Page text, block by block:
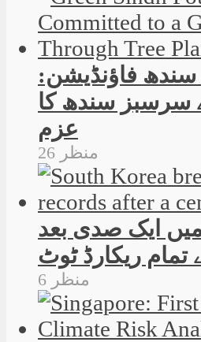
سندھ فاؤنڈیشن:
سندھ کا
عزم
26 منظر
میں ایک صدی بعد
6 منظر